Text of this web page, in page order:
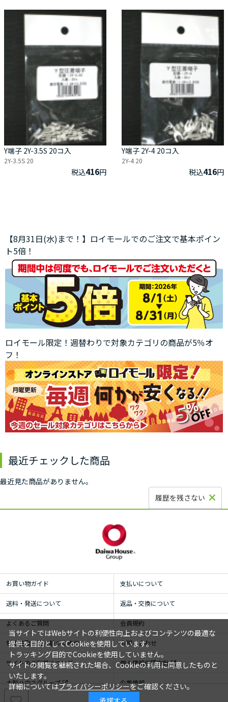
Y端子 2Y-3.5S 20コ入
2Y-3.5S 20
税込416円
Y端子 2Y-4 20コ入
2Y-4 20
税込416円
【8月31日(水)まで！】ロイモールでのご注文で基本ポイン
ト5倍！
ロイモール限定！週替わりで対象カテゴリの商品が5％オ
フ！
最近チェックした商品
最近見た商品がありません。
履歴を残さない
お買い物ガイド 支払いについて
送料・発送について 返品・交換について
よくあるご質問 会員規約
特定商取引法に基づく表示 お問い合わせ
サイトのご利用について 個人情報保護方針
大和ハウスグループ 企業情報
当サイトではWebサイトの利便性向上およびコンテンツの最適な
提供を目的としてCookieを使用しています。
トラッキング目的でCookieを使用していません。
サイトの閲覧を継続された場合、Cookieの利用に同意したものと
いたします。
詳細についてはプライバシーポリシーをご確認ください。